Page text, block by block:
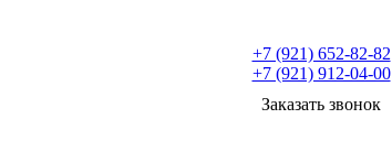
+7 (921) 652-82-82
+7 (921) 912-04-00
Заказать звонок